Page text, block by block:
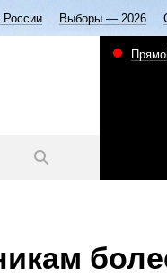
России Выборы — 2026